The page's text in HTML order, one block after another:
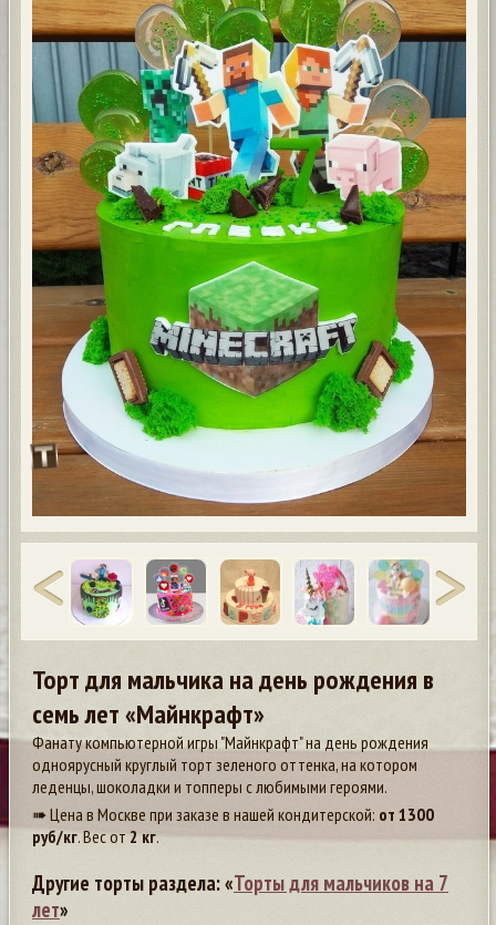
Торт для мальчика на день рождения в
семь лет «Майнкрафт»
Фанату компьютерной игры "Майнкрафт" на день рождения
одноярусный круглый торт зеленого оттенка, на котором
леденцы, шоколадки и топперы с любимыми героями.
➠ Цена в Москве при заказе в нашей кондитерской: от 1300
руб/кг. Вес от2 кг.
Другие торты раздела: «Торты для мальчиков на 7
лет»